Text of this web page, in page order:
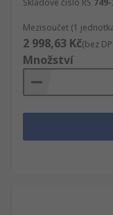
Skladové číslo RS
Mezisoučet (1
2 998,63 Kč(bez
Množství